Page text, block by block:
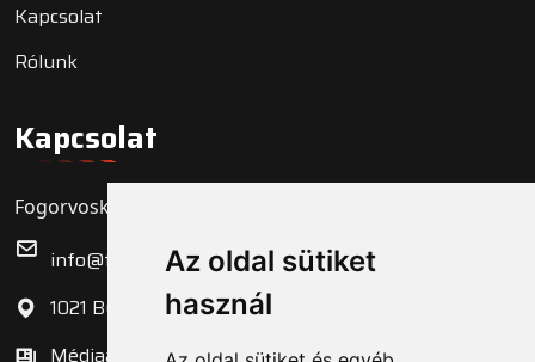
Az oldal sütiket
használ
Kapcsolat
Rólunk
Kapcsolat
Fogorvoskereső.hu Zrt.
info@fogorvoskereso.hu
1021 Budapest, Bécsi út 3-5.
Médiaajánlat